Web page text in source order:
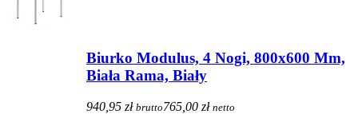
Biurko Modulus, 4 Nogi, 800x600 Mm,
Biała Rama, Biały
940,95 zł brutto765,00 zł netto